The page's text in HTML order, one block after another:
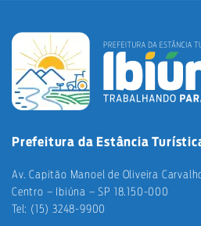
Prefeitura da Estância
Av. Capitão Manoel de Oliveira
Centro – Ibiúna – SP 18.150-000
Tel: (15) 3248-9900